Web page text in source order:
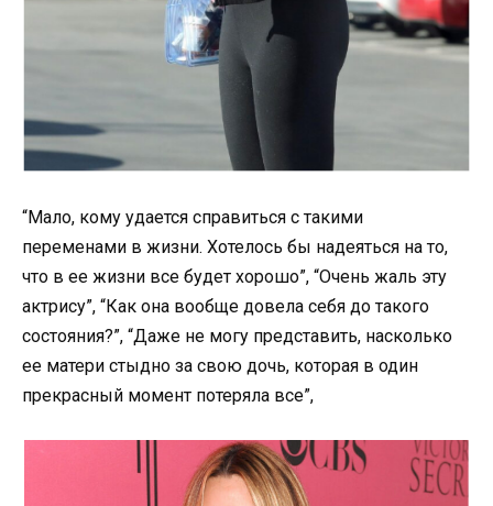
“Мало, кому удается справиться с такими
переменами в жизни. Хотелось бы надеяться на то,
что в ее жизни все будет хорошо”, “Очень жаль эту
актрису”, “Как она вообще довела себя до такого
состояния?”, “Даже не могу представить, насколько
ее матери стыдно за свою дочь, которая в один
прекрасный момент потеряла все”,